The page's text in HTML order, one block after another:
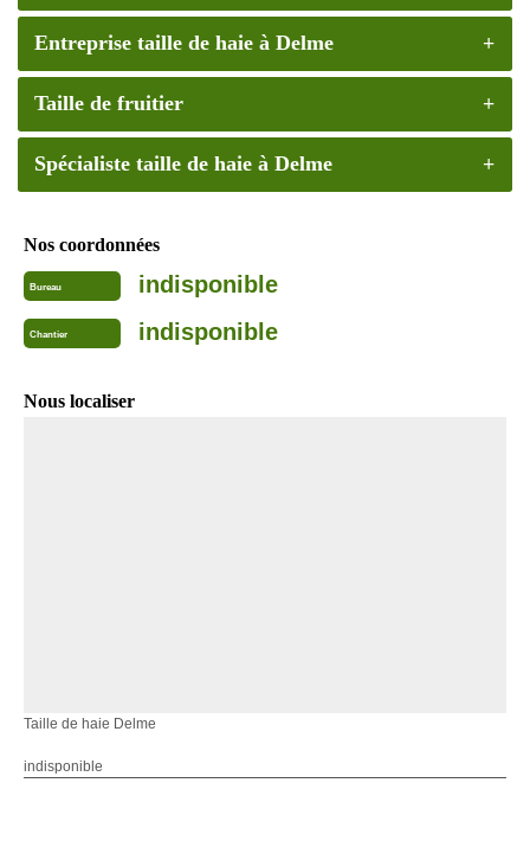
Entreprise taille de haie à Delme
Taille de fruitier
Spécialiste taille de haie à Delme
Nos coordonnées
Bureau indisponible
Chantier indisponible
Nous localiser
Taille de haie Delme
indisponible